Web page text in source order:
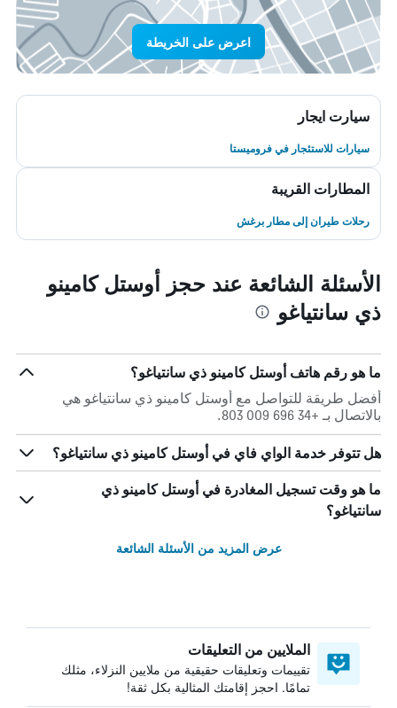
اعرض على الخريطة
سيارت ايجار
سيارات للاستئجار في فروميستا
المطارات القريبة
رحلات طيران إلى مطار برغش
الأسئلة الشائعة عند حجز أوستل كامينو
ذي سانتياغو
ما هو رقم هاتف أوستل كامينو ذي سانتياغو؟
أفضل طريقة للتواصل مع أوستل كامينو ذي سانتياغو هي
بالاتصال بـ +34 696 009 803.
هل تتوفر خدمة الواي فاي في أوستل كامينو ذي سانتياغو؟
ما هو وقت تسجيل المغادرة في أوستل كامينو ذي
سانتياغو؟
عرض المزيد من الأسئلة الشائعة
الملايين من التعليقات
تقييمات وتعليقات حقيقية من ملايين النزلاء، مثلك
تمامًا. احجز إقامتك المثالية بكل ثقة!